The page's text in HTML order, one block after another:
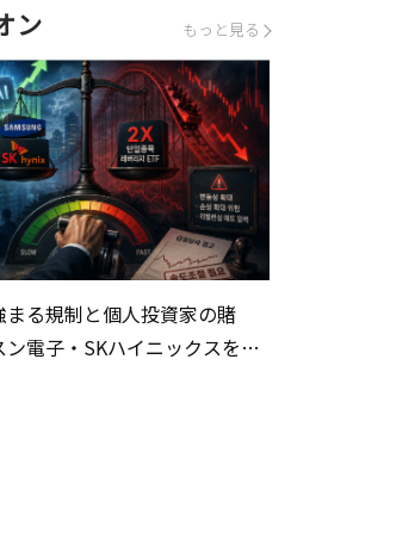
ン もっと見る
まる規制と個人投資家の賭
電子・SKハイニックスを巡